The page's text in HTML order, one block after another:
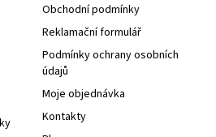
Obchodní podmínky
Reklamační formulář
Podmínky ochrany osobních
údajů
Moje objednávka
Kontakty